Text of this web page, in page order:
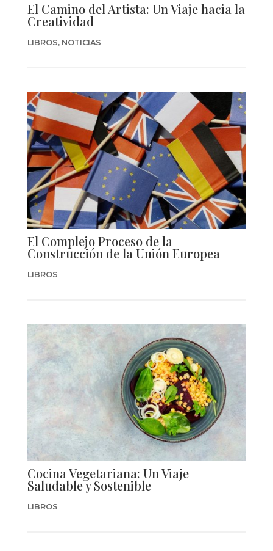
El Camino del Artista: Un Viaje hacia la
Creatividad
LIBROS, NOTICIAS
El Complejo Proceso de la
Construcción de la Unión Europea
LIBROS
Cocina Vegetariana: Un Viaje
Saludable y Sostenible
LIBROS